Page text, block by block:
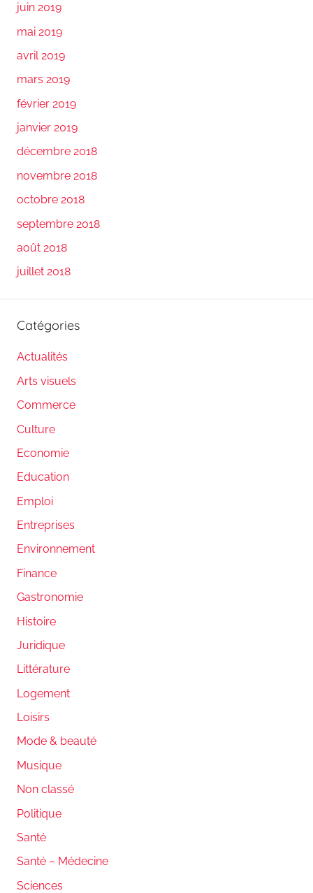
juin 2019
mai 2019
avril 2019
mars 2019
février 2019
janvier 2019
décembre 2018
novembre 2018
octobre 2018
septembre 2018
août 2018
juillet 2018
Catégories
Actualités
Arts visuels
Commerce
Culture
Economie
Education
Emploi
Entreprises
Environnement
Finance
Gastronomie
Histoire
Juridique
Littérature
Logement
Loisirs
Mode & beauté
Musique
Non classé
Politique
Santé
Santé – Médecine
Sciences